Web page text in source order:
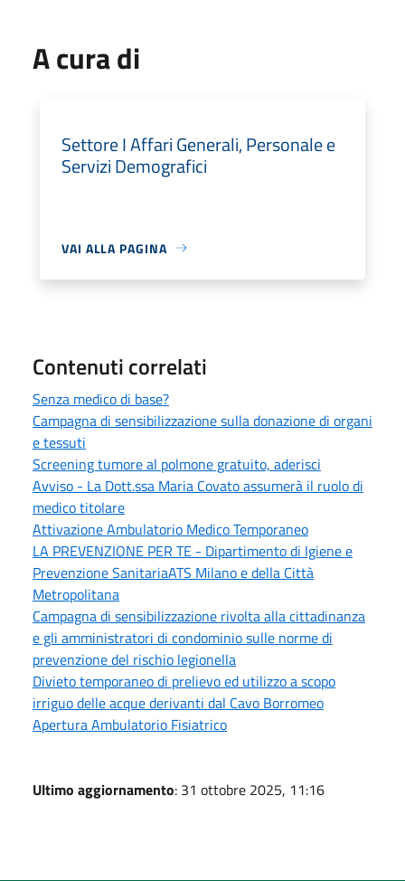
A cura di
Settore I Affari Generali, Personale e
Servizi Demografici
VAI ALLA PAGINA
Contenuti correlati
Senza medico di base?
Campagna di sensibilizzazione sulla donazione di organi
e tessuti
Screening tumore al polmone gratuito, aderisci
Avviso - La Dott.ssa Maria Covato assumerà il ruolo di
medico titolare
Attivazione Ambulatorio Medico Temporaneo
LA PREVENZIONE PER TE - Dipartimento di Igiene e
Prevenzione SanitariaATS Milano e della Città
Metropolitana
Campagna di sensibilizzazione rivolta alla cittadinanza
e gli amministratori di condominio sulle norme di
prevenzione del rischio legionella
Divieto temporaneo di prelievo ed utilizzo a scopo
irriguo delle acque derivanti dal Cavo Borromeo
Apertura Ambulatorio Fisiatrico
Ultimo aggiornamento: 31 ottobre 2025, 11:16